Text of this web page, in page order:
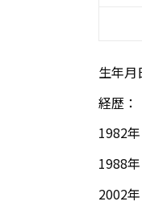
生年月
経歴：
1982
1988
2002